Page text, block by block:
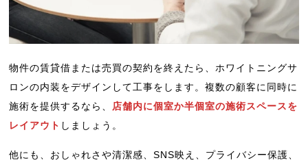
物件の賃貸借または売買の契約を終えたら、ホワイトニングサ
ロンの内装をデザインして工事をします。複数の顧客に同時に
施術を提供するなら、 店舗内に個室か半個室の施術スペースを
レイアウト しましょう。
他にも、おしゃれさや清潔感、SNS映え、プライバシー保護、